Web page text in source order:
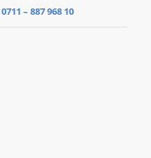
0711 – 887 968 10